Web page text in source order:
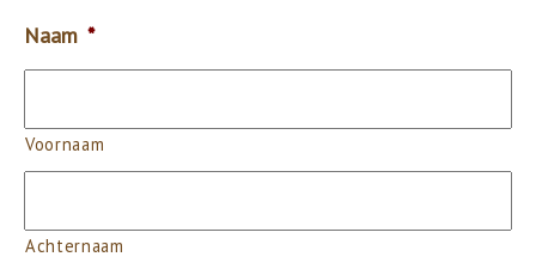
Naam *
Voornaam
Achternaam